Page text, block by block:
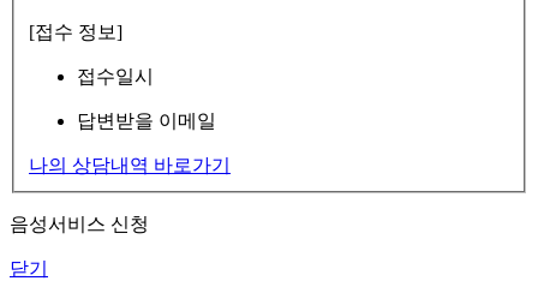
[접수 정보]
접수일시
답변받을 이메일
나의 상담내역 바로가기
음성서비스 신청
닫기